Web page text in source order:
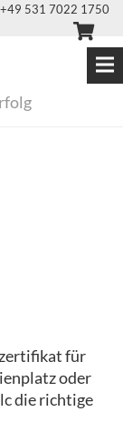
+49 531 7022 1750
für
oder
die richtige